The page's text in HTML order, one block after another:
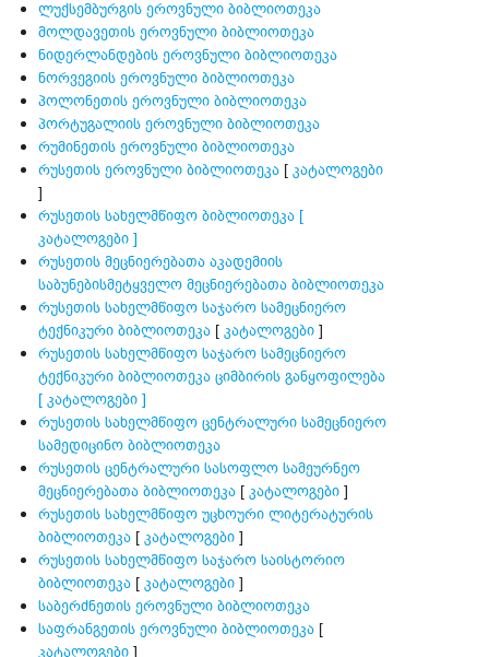
ლუქსემბურგის ეროვნული ბიბლიოთეკა
მოლდავეთის ეროვნული ბიბლიოთეკა
ნიდერლანდების ეროვნული ბიბლიოთეკა
ნორვეგიის ეროვნული ბიბლიოთეკა
პოლონეთის ეროვნული ბიბლიოთეკა
პორტუგალიის ეროვნული ბიბლიოთეკა
რუმინეთის ეროვნული ბიბლიოთეკა
რუსეთის ეროვნული ბიბლიოთეკა [ კატალოგები
]
რუსეთის სახელმწიფო ბიბლიოთეკა [
კატალოგები ]
რუსეთის მეცნიერებათა აკადემიის
საბუნებისმეტყველო მეცნიერებათა ბიბლიოთეკა
რუსეთის სახელმწიფო საჯარო სამეცნიერო
ტექნიკური ბიბლიოთეკა [ კატალოგები ]
რუსეთის სახელმწიფო საჯარო სამეცნიერო
ტექნიკური ბიბლიოთეკა ციმბირის განყოფილება
[ კატალოგები ]
რუსეთის სახელმწიფო ცენტრალური სამეცნიერო
სამედიცინო ბიბლიოთეკა
რუსეთის ცენტრალური სასოფლო სამეურნეო
მეცნიერებათა ბიბლიოთეკა [ კატალოგები ]
რუსეთის სახელმწიფო უცხოური ლიტერატურის
ბიბლიოთეკა [ კატალოგები ]
რუსეთის სახელმწიფო საჯარო საისტორიო
ბიბლიოთეკა [ კატალოგები ]
საბერძნეთის ეროვნული ბიბლიოთეკა
საფრანგეთის ეროვნული ბიბლიოთეკა [
კატალოგები ]